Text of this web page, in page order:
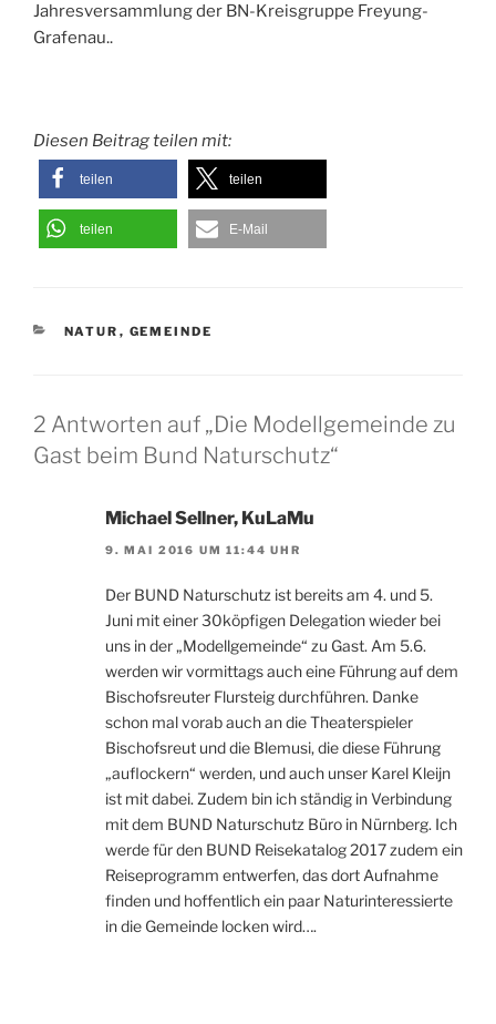
Jahresversammlung der BN-Kreisgruppe Freyung-
Grafenau..
Diesen Beitrag teilen mit:
teilen teilen
teilen E-Mail
KATEGORIEN
NATUR , GEMEINDE
2 Antworten auf „Die Modellgemeinde zu
Gast beim Bund Naturschutz“
Michael Sellner, KuLaMu
9. MAI 2016 UM 11:44 UHR
Der BUND Naturschutz ist bereits am 4. und 5.
Juni mit einer 30köpfigen Delegation wieder bei
uns in der „Modellgemeinde“ zu Gast. Am 5.6.
werden wir vormittags auch eine Führung auf dem
Bischofsreuter Flursteig durchführen. Danke
schon mal vorab auch an die Theaterspieler
Bischofsreut und die Blemusi, die diese Führung
„auflockern“ werden, und auch unser Karel Kleijn
ist mit dabei. Zudem bin ich ständig in Verbindung
mit dem BUND Naturschutz Büro in Nürnberg. Ich
werde für den BUND Reisekatalog 2017 zudem ein
Reiseprogramm entwerfen, das dort Aufnahme
finden und hoffentlich ein paar Naturinteressierte
in die Gemeinde locken wird….